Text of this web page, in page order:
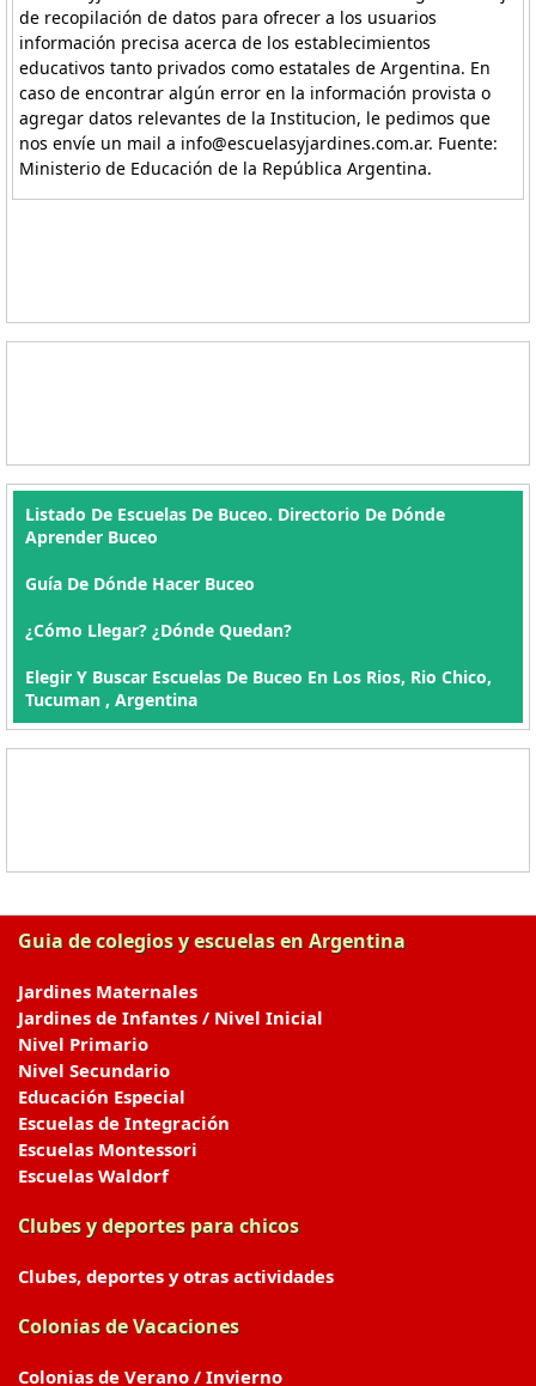
de recopilación de datos para ofrecer a los usuarios
información precisa acerca de los establecimientos
educativos tanto privados como estatales de Argentina. En
caso de encontrar algún error en la información provista o
agregar datos relevantes de la Institucion, le pedimos que
nos envíe un mail a info@escuelasyjardines.com.ar. Fuente:
Ministerio de Educación de la República Argentina.
Listado De Escuelas De Buceo. Directorio De Dónde
Aprender Buceo
Guía De Dónde Hacer Buceo
¿Cómo Llegar? ¿Dónde Quedan?
Elegir Y Buscar Escuelas De Buceo En Los Rios, Rio Chico,
Tucuman , Argentina
Guia de colegios y escuelas en Argentina
Jardines Maternales
Jardines de Infantes / Nivel Inicial
Nivel Primario
Nivel Secundario
Educación Especial
Escuelas de Integración
Escuelas Montessori
Escuelas Waldorf
Clubes y deportes para chicos
Clubes, deportes y otras actividades
Colonias de Vacaciones
Colonias de Verano / Invierno